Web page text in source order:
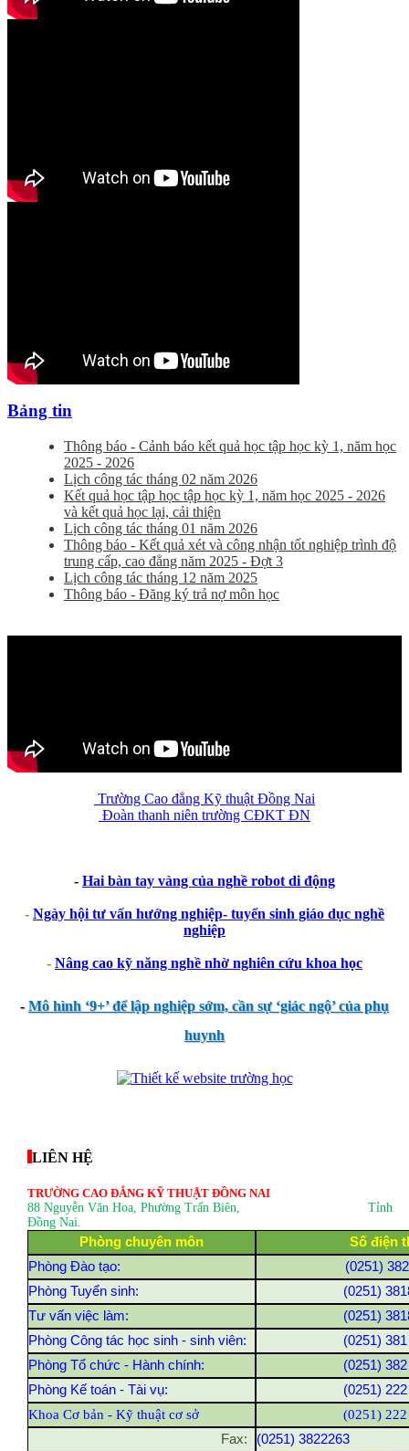
Bảng tin
Thông báo - Cảnh báo kết quả học tập học kỳ 1, năm học
2025 - 2026
Lịch công tác tháng 02 năm 2026
Kết quả học tập học tập học kỳ 1, năm học 2025 - 2026
và kết quả học lại, cải thiện
Lịch công tác tháng 01 năm 2026
Thông báo - Kết quả xét và công nhận tốt nghiệp trình độ
trung cấp, cao đẳng năm 2025 - Đợt 3
Lịch công tác tháng 12 năm 2025
Thông báo - Đăng ký trả nợ môn học
Trường Cao đẳng Kỹ thuật Đồng Nai
Đoàn thanh niên trường CĐKT ĐN
- Hai bàn tay vàng của nghề robot di động
- Ngày hội tư vấn hướng nghiệp- tuyển sinh giáo dục nghề
nghiệp
- Nâng cao kỹ năng nghề nhờ nghiên cứu khoa học
-Mô hình ‘9+’ để lập nghiệp sớm, cần sự ‘giác ngộ’ của phụ
huynh
LIÊN HỆ
TRƯỜNG CAO ĐẲNG KỸ THUẬT ĐỒNG NAI
88 Nguyễn Văn Hoa, Phường Trấn Biên , Tỉnh
Đồng Nai.
Phòng chuyên môn
Số điện
Phòng Đào tạo:
(0251)
Phòng Tuyển sinh:
(0251)
Tư vấn việc làm:
(0251)
Phòng Công tác học sinh - sinh viên:
(0251)
Phòng Tổ chức - Hành chính:
(0251)
Phòng Kế toán - Tài vụ:
(0251)
Khoa Cơ bản - Kỹ thuật cơ sở
(0251)
Fax:
(0251) 3822263